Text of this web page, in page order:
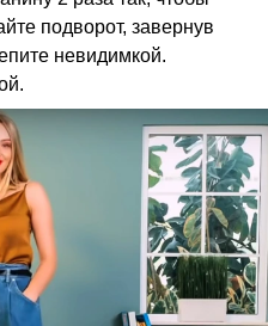
подворот, завернув
невидимкой.